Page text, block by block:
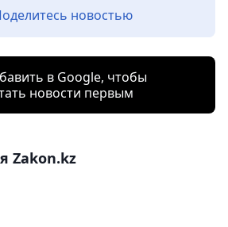
новостью
в Google, чтобы
новости первым
Zakon.kz